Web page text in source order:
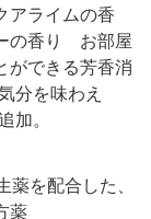
アライムの香
の香り お部屋
ができる芳香消
分を味わえ
加。
を配合した、
薬